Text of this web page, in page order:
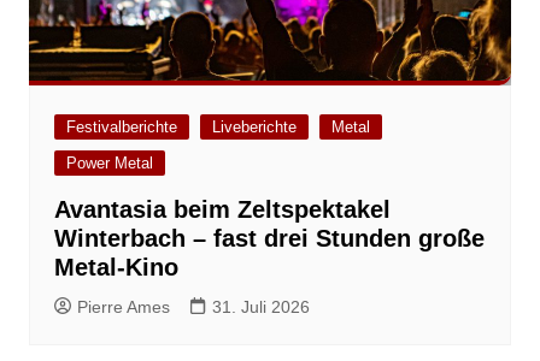
Festivalberichte Liveberichte
Metal
Power Metal
Avantasia beim Zeltspektakel
Winterbach – fast drei Stunden große
Metal-Kino
Pierre Ames 31. Juli 2026